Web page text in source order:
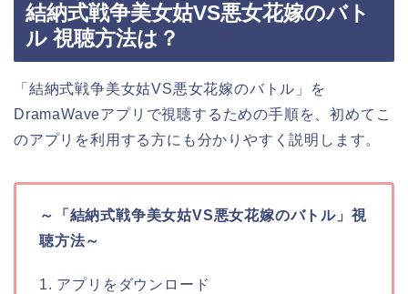
結納式戦争美女姑VS悪女花嫁のバト
ル 視聴方法は？
「結納式戦争美女姑VS悪女花嫁のバトル」を
DramaWaveアプリで視聴するための手順を、初めてこ
のアプリを利用する方にも分かりやすく説明します。
～「結納式戦争美女姑VS悪女花嫁のバトル」視
聴方法～
1. アプリをダウンロード